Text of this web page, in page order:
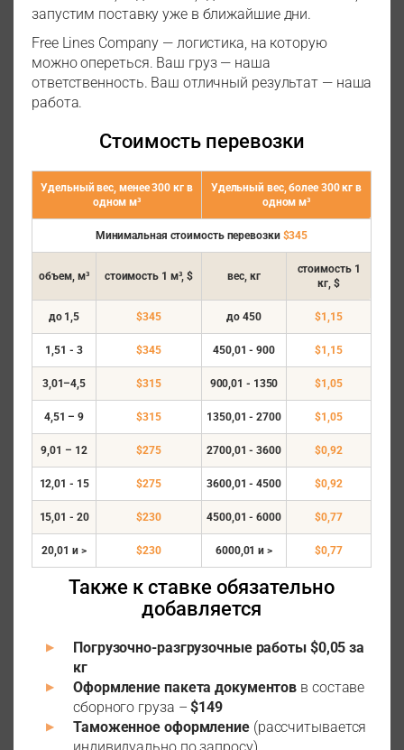
запустим поставку уже в ближайшие дни.
Free Lines Company — логистика, на которую
можно опереться. Ваш груз — наша
ответственность. Ваш отличный результат — наша
работа.
Стоимость перевозки
Удельный вес, менее 300 кг в
одном м³
Удельный вес, более 300 кг в
одном м³
Минимальная стоимость перевозки $345
объем, м³ стоимость 1 м³, $ вес, кг
стоимость 1
кг, $
до 1,5 $345 до 450 $1,15
1,51 - 3 $345 450,01 - 900 $1,15
3,01–4,5 $315 900,01 - 1350 $1,05
4,51 – 9 $315 1350,01 - 2700 $1,05
9,01 – 12 $275 2700,01 - 3600 $0,92
12,01 - 15 $275 3600,01 - 4500 $0,92
15,01 - 20 $230 4500,01 - 6000 $0,77
20,01 и > $230 6000,01 и > $0,77
Также к ставке обязательно
добавляется
Погрузочно-разгрузочные работы $0,05 за
кг
Оформление пакета документов в составе
сборного груза –$149
Таможенное оформление (рассчитывается